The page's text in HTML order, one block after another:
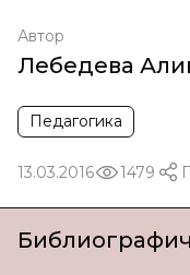
Автор
Лебедева
Педагогика
13.03.2016 1479